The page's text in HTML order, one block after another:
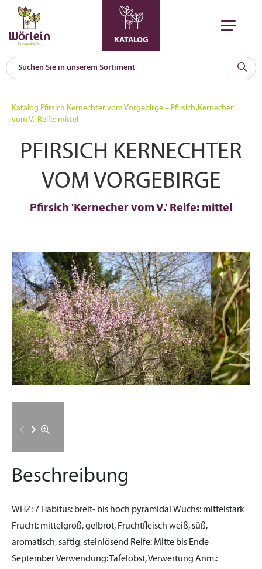
KATALOG
Katalog Pfirsich Kernechter vom Vorgebirge – Pfirsich ‚Kernecher
vom V.‘ Reife: mittel
PFIRSICH KERNECHTER
VOM VORGEBIRGE
Pfirsich 'Kernecher vom V.' Reife: mittel
Beschreibung
WHZ: 7 Habitus: breit- bis hoch pyramidal Wuchs: mittelstark
Frucht: mittelgroß, gelbrot, Fruchtfleisch weiß, süß,
aromatisch, saftig, steinlösend Reife: Mitte bis Ende
SeptemberVerwendung: Tafelobst, Verwertung Anm.: